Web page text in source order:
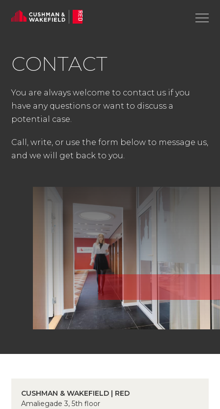
CON­TACT
You are always welcome to contact us if you
have any questions or want to discuss a
potential case.
Call, write, or use the form below to message us,
and we will get back to you.
CUSHMAN & WAKEFIELD | RED
Amaliegade 3, 5th floor